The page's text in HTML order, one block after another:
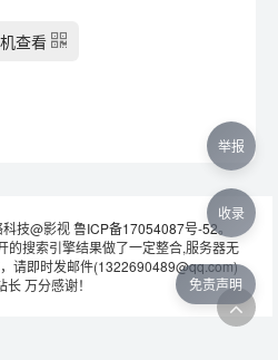
查看
技@影视鲁ICP备17054087号-52。
的搜索引擎结果做了一定整合,服务器无
请即时发邮件(1322690489@qq.com)
长 万分感谢！
免责声明
举报
收录